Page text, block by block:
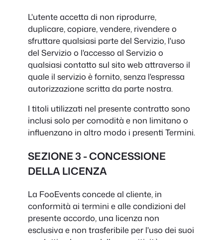
L'utente accetta di non riprodurre,
duplicare, copiare, vendere, rivendere o
sfruttare qualsiasi parte del Servizio, l'uso
del Servizio o l'accesso al Servizio o
qualsiasi contatto sul sito web attraverso il
quale il servizio è fornito, senza l'espressa
autorizzazione scritta da parte nostra.
I titoli utilizzati nel presente contratto sono
inclusi solo per comodità e non limitano o
influenzano in altro modo i presenti Termini.
SEZIONE 3 - CONCESSIONE
DELLA LICENZA
La FooEvents concede al cliente, in
conformità ai termini e alle condizioni del
presente accordo, una licenza non
esclusiva e non trasferibile per l'uso dei suoi